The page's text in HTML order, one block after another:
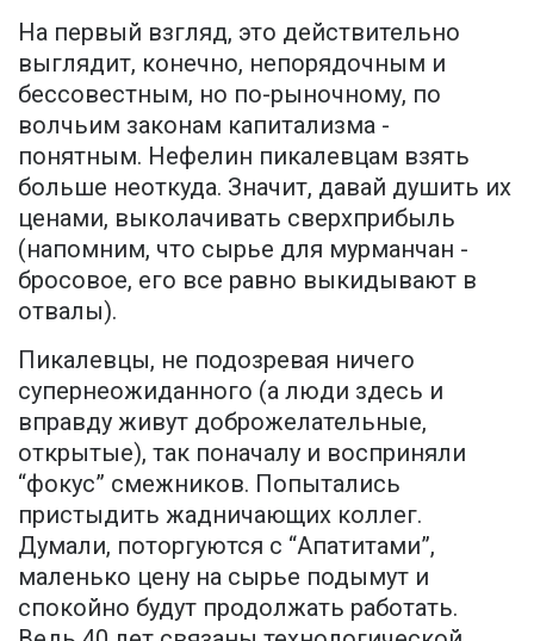
На первый взгляд, это действительно
выглядит, конечно, непорядочным и
бессовестным, но по-рыночному, по
волчьим законам капитализма -
понятным. Нефелин пикалевцам взять
больше неоткуда. Значит, давай душить их
ценами, выколачивать сверхприбыль
(напомним, что сырье для мурманчан -
бросовое, его все равно выкидывают в
отвалы).
Пикалевцы, не подозревая ничего
супернеожиданного (а люди здесь и
вправду живут доброжелательные,
открытые), так поначалу и восприняли
“фокус” смежников. Попытались
пристыдить жадничающих коллег.
Думали, поторгуются с “Апатитами”,
маленько цену на сырье подымут и
спокойно будут продолжать работать.